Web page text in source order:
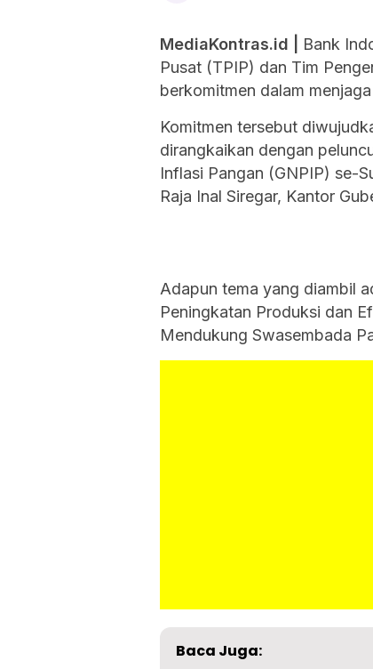
MediaKontras.id | Bank
Pusat (TPIP) dan Tim
berkomitmen dalam
Komitmen tersebut
dirangkaikan dengan
Inflasi Pangan (GNPIP) se-
Raja Inal Siregar, Kantor
Adapun tema yang diambil
Peningkatan Produksi dan
Mendukung Swasembada
Baca Juga: